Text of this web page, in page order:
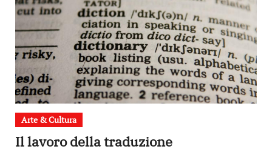
Arte & Cultura
Il lavoro della traduzione